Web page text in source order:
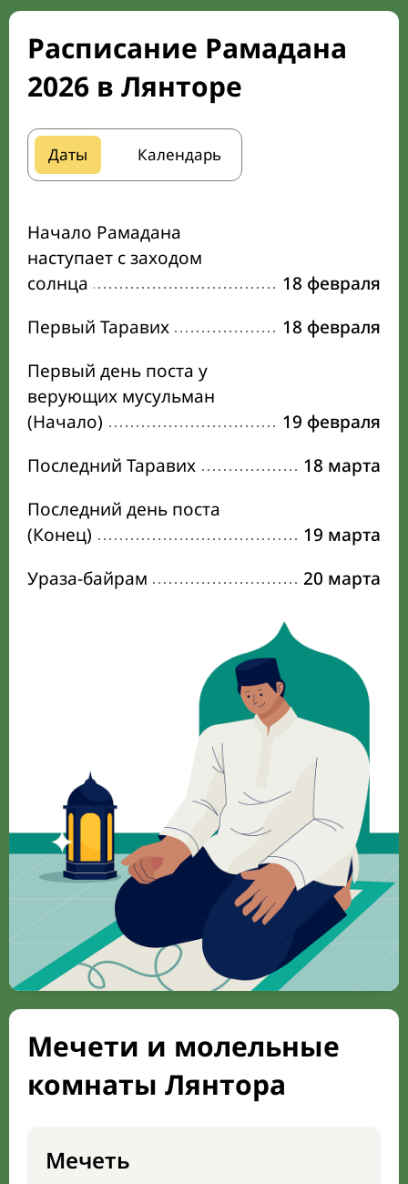
Расписание Рамадана
2026 в Лянторе
Даты Календарь
Начало Рамадана
наступает с заходом
солнца
18 февраля
Первый Таравих
18 февраля
Первый день поста у
верующих мусульман
(Начало)
19 февраля
Последний Таравих
18 марта
Последний день поста
(Конец)
19 марта
Ураза-байрам
20 марта
Мечети и молельные
комнаты Лянтора
Мечеть